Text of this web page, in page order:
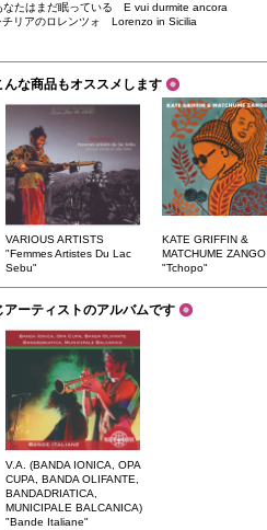
なたはまだ眠っている E vui durmite ancora
チリアのロレンツォ Lorenzo in Sicilia
んな商品もオススメします
VARIOUS ARTISTS
"Femmes Artistes Du Lac
Sebu"
KATE GRIFFIN &
MATCHUME ZANGO
"Tchopo"
アーティストのアルバムです
V.A. (BANDA IONICA, OPA
CUPA, BANDA OLIFANTE,
BANDADRIATICA,
MUNICIPALE BALCANICA)
"Bande Italiane"